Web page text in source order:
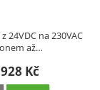
24VDC na 230VAC
až…
Kč